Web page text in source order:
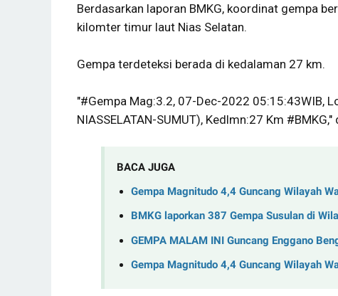
Berdasarkan laporan BMKG, koordinat gempa
kilomter timur laut Nias Selatan.
Gempa terdeteksi berada di kedalaman 27 km.
"#Gempa Mag:3.2, 07-Dec-2022 05:15:43WIB,
NIASSELATAN-SUMUT), Kedlmn:27 Km
BACA JUGA
Gempa Magnitudo 4,4 Guncang Wilayah
BMKG laporkan 387 Gempa Susulan di
GEMPA MALAM INI Guncang Enggano
Gempa Magnitudo 4,4 Guncang Wilayah